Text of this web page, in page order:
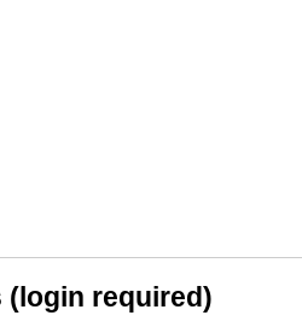
required)